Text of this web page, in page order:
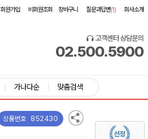
회원가입 비회원조회 장바구니 질문과답변(1) 회사소개
고객센터 상담문의
02.500.5900
가나다순 맞춤검색
상품번호 852430